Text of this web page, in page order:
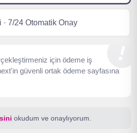
· 7/24 Otomatik Onay
için ödeme iş
güvenli ortak ödeme sayfasına
okudum ve onaylıyorum.